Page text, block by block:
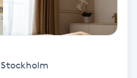
Stockholm